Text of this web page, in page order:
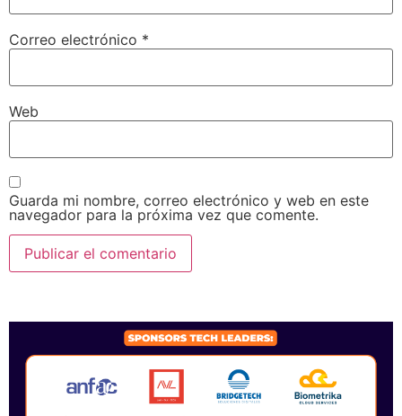
Correo electrónico *
Web
Guarda mi nombre, correo electrónico y web en este
navegador para la próxima vez que comente.